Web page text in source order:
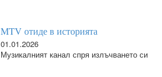
MTV отиде в историята
01.01.2026
Музикалният канал спря излъчването си